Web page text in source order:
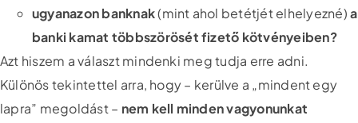
ugyanazon banknak(mint ahol betétjét elhelyezné)a
banki kamat többszörösét fizető kötvényeiben?
Azt hiszem a választ mindenki meg tudja erre adni.
Különös tekintettel arra, hogy – kerülve a „mindent egy
lapra” megoldást – nem kell minden vagyonunkat